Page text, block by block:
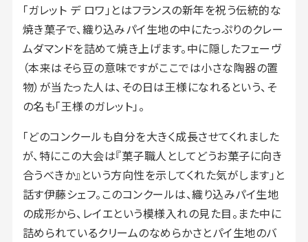
「ガレット デ ロワ」とはフランスの新年を祝う伝統的な
焼き菓子で、織り込みパイ生地の中にたっぷりのクレー
ムダマンドを詰めて焼き上げます。中に隠したフェーヴ
（本来はそら豆の意味ですがここでは小さな陶器の置
物）が当たった人は、その日は王様になれるという、そ
の名も「王様のガレット」。
「どのコンクールも自分を大きく成長させてくれました
が、特にこの大会は『菓子職人としてどうお菓子に向き
合うべきか』という方向性を示してくれた気がします」と
話す伊藤シェフ。このコンクールは、織り込みパイ生地
の成形から、レイエという模様入れの見た目。また中に
詰められているクリームのなめらかさとパイ生地のバ